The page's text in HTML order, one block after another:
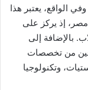
الواقع، يعتبر هذا
إذ يركز على
بالإضافة إلى
من تخصصات
وتكنولوجيا